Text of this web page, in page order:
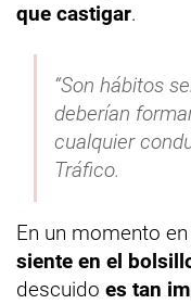
que castigar.
“Son hábitos
deberían
cualquier
Tráfico.
En un momento
siente en el
descuido es tan